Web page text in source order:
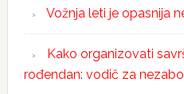
Vožnja leti je opasnija
Kako organizovati
rođendan: vodič za